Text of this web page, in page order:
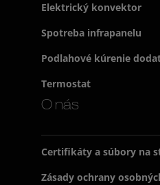
Elektrický konvektor
Spotreba infrapanelu
Podlahové kúrenie
Termostat
O nás
Certifikáty a súbory na
Zásady ochrany